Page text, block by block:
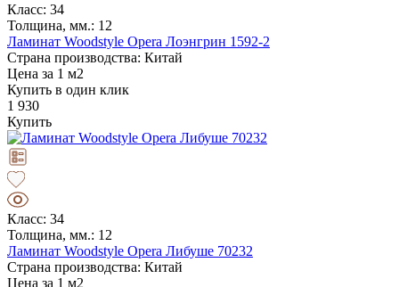
Класс: 34
Толщина, мм.: 12
Ламинат Woodstyle Opera Лоэнгрин 1592-2
Страна производства: Китай
Цена за 1 м2
Купить в один клик
1 930
Купить
Класс: 34
Толщина, мм.: 12
Ламинат Woodstyle Opera Либуше 70232
Страна производства: Китай
Цена за 1 м2